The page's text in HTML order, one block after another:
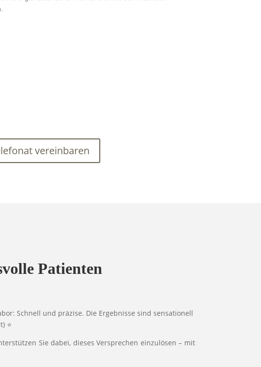
vereinbaren
Patienten
Schnell und präzise. Die Ergebnisse sind sensationell
⭐
Sie dabei, dieses Versprechen einzulösen – mit